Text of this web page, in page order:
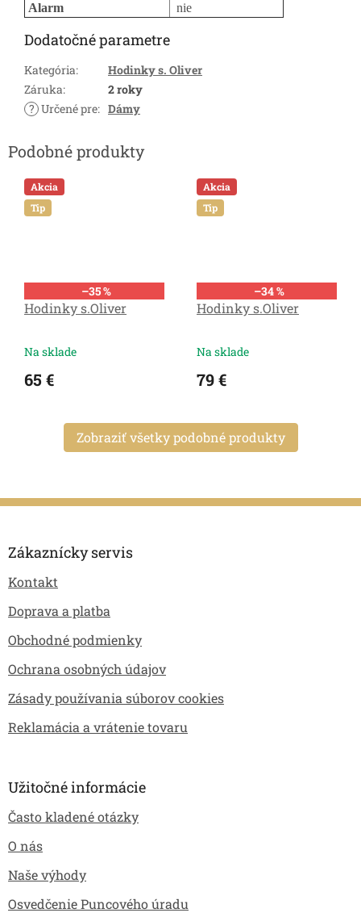
Alarm
nie
Dodatočné parametre
Kategória:
Hodinky s. Oliver
Záruka:
2 roky
? Určené pre: Dámy
Akcia
Tip
–35 %
Hodinky s.Oliver
Na sklade
65 €
Akcia
Tip
–34 %
Hodinky s.Oliver
Na sklade
79 €
Zobraziť všetky podobné produkty
Zákaznícky servis
Kontakt
Doprava a platba
Obchodné podmienky
Ochrana osobných údajov
Zásady používania súborov cookies
Reklamácia a vrátenie tovaru
Užitočné informácie
Často kladené otázky
O nás
Naše výhody
Osvedčenie Puncového úradu